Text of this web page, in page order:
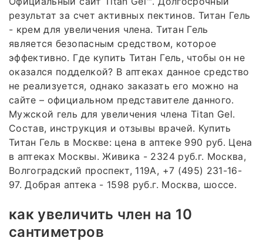
результат за счет активных пектинов. Титан Гель
- крем для увеличения члена. Титан Гель
является безопасным средством, которое
эффективно. Где купить Титан Гель, чтобы он не
оказался подделкой? В аптеках данное средство
не реализуется, однако заказать его можно на
сайте – официальном представителе данного.
Мужской гель для увеличения члена Titan Gel.
Состав, инструкция и отзывы врачей. Купить
Титан Гель в Москве: цена в аптеке 990 руб. Цена
в аптеках Москвы. Живика - 2324 руб.г. Москва,
Волгоградский проспект, 119А, +7 (495) 231-16-
97. Добрая аптека - 1598 руб.г. Москва, шоссе.
как увеличить член на 10
сантиметров